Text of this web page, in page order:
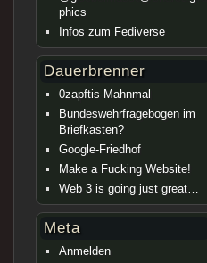
phics
Infos zum Fediverse
Dauerbrenner
0zapftis-Mahnmal
Bundeswehrfragebogen im
Briefkasten?
Google-Friedhof
Make a Fucking Website!
Web 3 is going just great…
Meta
Anmelden